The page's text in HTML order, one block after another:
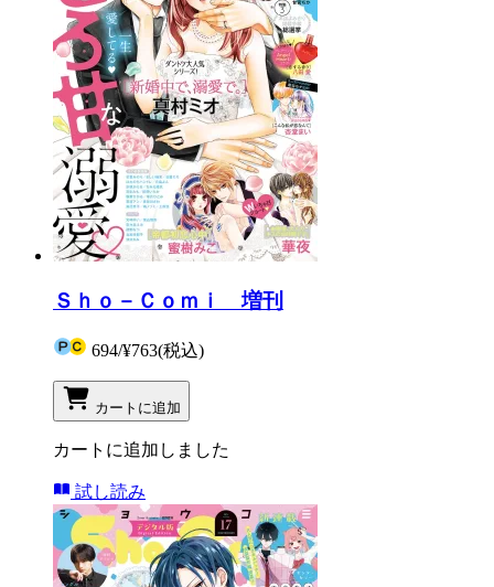
Ｓｈｏ－Ｃｏｍｉ 増刊
694/¥763(税込)
カートに追加
カートに追加しました
試し読み